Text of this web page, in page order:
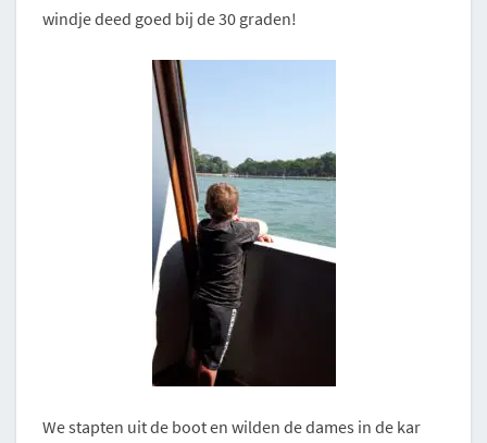
windje deed goed bij de 30 graden!
We stapten uit de boot en wilden de dames in de kar